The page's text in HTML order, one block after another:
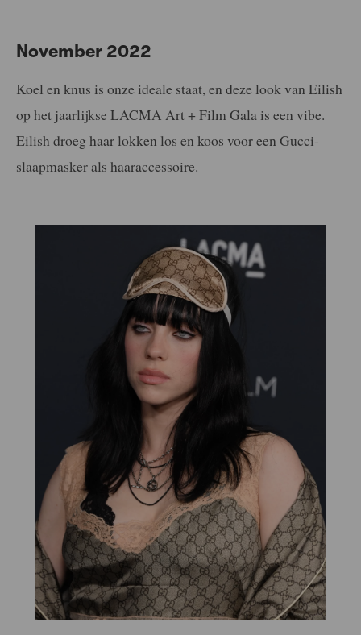
November 2022
Koel en knus is onze ideale staat, en deze look van Eilish
op het jaarlijkse LACMA Art + Film Gala is een vibe.
Eilish droeg haar lokken los en koos voor een Gucci-
slaapmasker als haaraccessoire.